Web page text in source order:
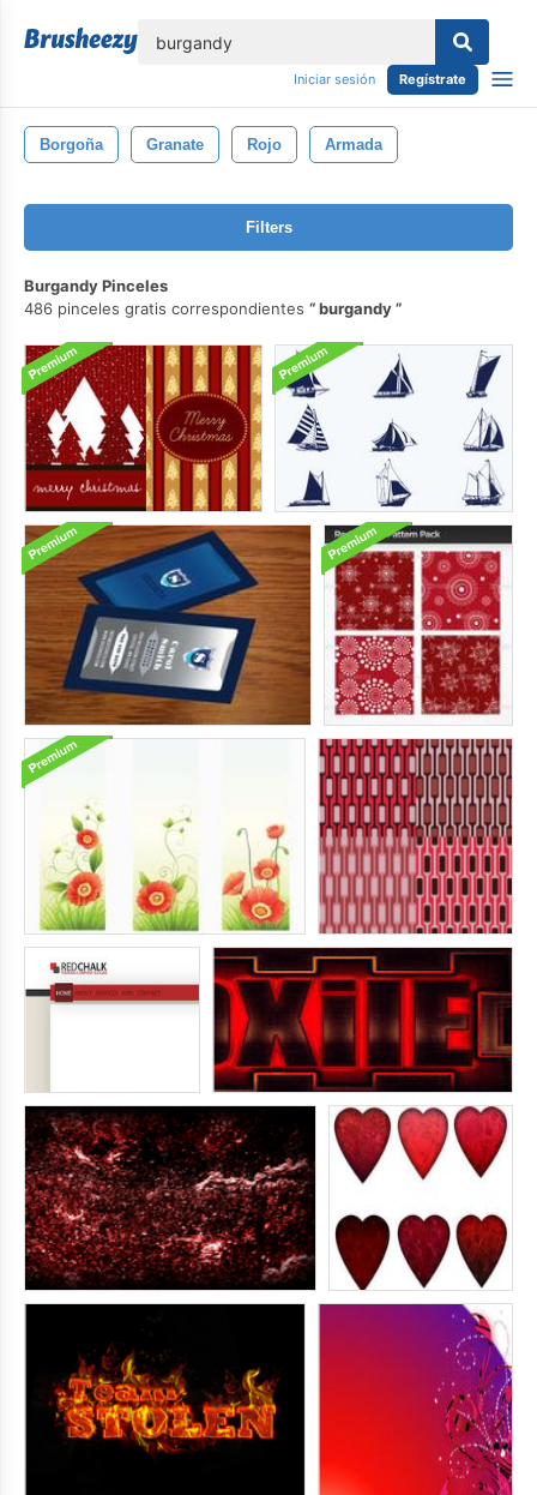
Iniciar sesión Regístrate
Borgoña Granate Rojo Armada
Filters
Burgandy Pinceles
486 pinceles gratis correspondientes
burgandy